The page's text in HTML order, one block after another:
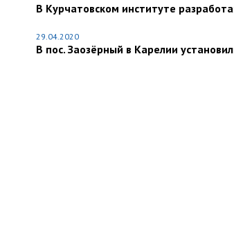
В Курчатовском институте
29.04.2020
В пос. Заозёрный в Карелии